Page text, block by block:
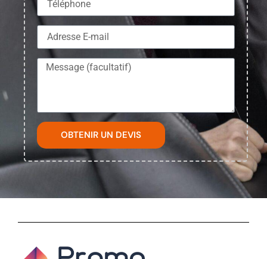
OBTENIR UN DEVIS